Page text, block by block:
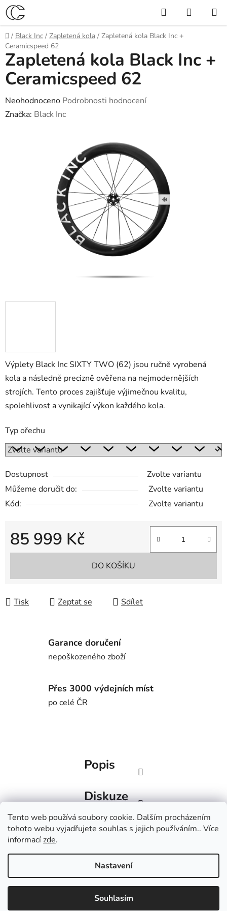
Tento web používá soubory cookie. Dalším procházením
tohoto webu vyjadřujete souhlas s jejich používáním.. Více
informacízde.
Nastavení
Souhlasím
Přejít
na
obsah
Hledat
KOŠÍK
Domů
/ Black Inc / Zapletená kola / Zapletená kola Black Inc +
Ceramicspeed 62
Výplety Black Inc SIXTY TWO (62) jsou ručně vyrobená
kola a následně precizně ověřena na nejmodernějších
strojích. Tento proces zajišťuje výjimečnou kvalitu,
spolehlivost a vynikající výkon každého kola.
Typ ořechu
Dostupnost
Zvolte variantu
Můžeme doručit do:
Zvolte variantu
Kód:
Zvolte variantu
85 999 Kč
Měrná cena:
DO KOŠÍKU
Tisk Zeptat se Sdílet
Zapletená kola Black Inc +
Ceramicspeed 62
Průměrné
hodnocení
Neohodnoceno Podrobnosti hodnocení
Značka: Black Inc
Garance doručení
nepoškozeného zboží
Přes 3000 výdejních míst
po celé ČR
Popis
Diskuze
Vytvořil Shoptet
Copyright 2026Czech Cycling. Všechna práva
vyhrazena.